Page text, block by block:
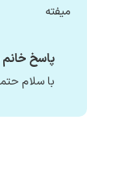
میفته
پاسخ خانم
با سلام